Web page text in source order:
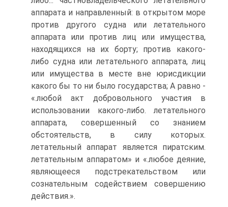
аппарата и направленный: в открытом море
против другого судна или летательного
аппарата или против лиц или имущества,
находящихся на их борту; против какого-
либо судна или летательного аппарата, лиц
или имущества в месте вне юрисдикции
какого бы то ни было государства; А равно -
«.любой акт добровольного участия в
использовании какого-либо. летательного
аппарата, совершенный со знанием
обстоятельств, в силу которых.
летательный аппарат является пиратским.
летательным аппаратом» и «.любое деяние,
являющееся подстрекательством или
сознательным содействием совершению
действия.».